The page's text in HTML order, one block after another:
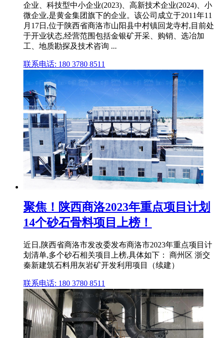
企业、科技型中小企业(2023)、高新技术企业(2024)、小
微企业,是黄金集团旗下的企业。该公司成立于2011年11
月17日,位于陕西省商洛市山阳县中村镇回龙寺村,目前处
于开业状态,经营范围包括金银矿开采、购销、选冶加
工、地质勘探及技术咨询 ...
联系电话: 180 3780 8511
聚焦！陕西商洛2023年重点项目计划
14个砂石骨料项目上榜！
近日,陕西省商洛市发改委发布商洛市2023年重点项目计
划清单,多个砂石相关项目上榜,具体如下： 商州区 浙交
秦新建筑石料用灰岩矿开发利用项目（续建）
联系电话: 180 3780 8511